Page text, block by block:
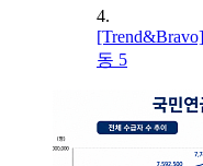
4.
동 5